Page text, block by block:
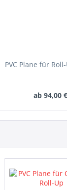
PVC Plane für
ab 94,00